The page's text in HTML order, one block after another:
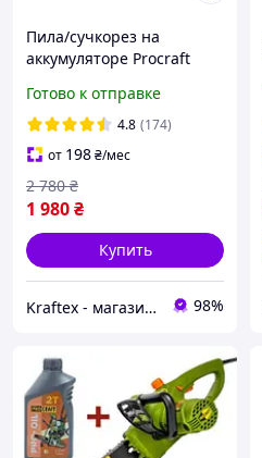
Пила/сучкорез на
аккумуляторе Procraft
мини-пила для дома (две
шины 6", 8" (152 мм/203 м
Готово к отправке
4.8 (174)
от 198₴/мес
1 980₴
2 780 ₴
Купить
Kraftex - магазин обладнання та інструментів 98%